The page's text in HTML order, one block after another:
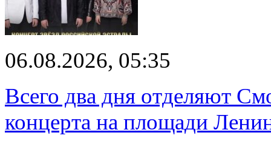
06.08.2026, 05:35
Всего два дня отделяют
концерта на площади